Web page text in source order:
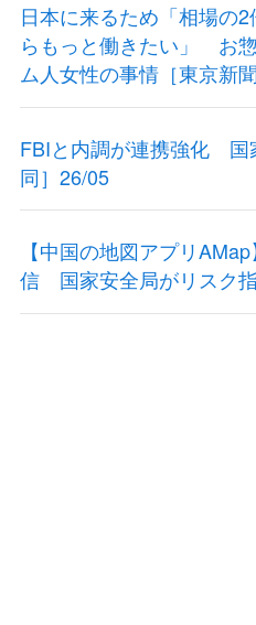
日本に来るため「相場の
らもっと働きたい」 お
ム人女性の事情［東京新
FBIと内調が連携強化 国
同］26/05
【中国の地図アプリ
信 国家安全局がリスク